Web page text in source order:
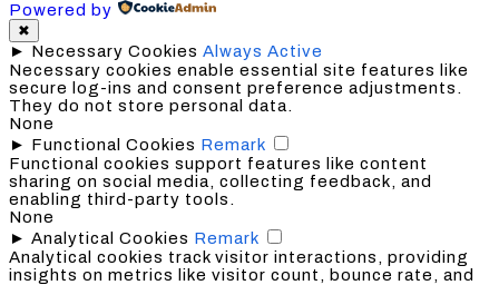
Powered by
✖
► Necessary Cookies Always Active
Necessary cookies enable essential site features like
secure log-ins and consent preference adjustments.
They do not store personal data.
None
► Functional Cookies Remark
Functional cookies support features like content
sharing on social media, collecting feedback, and
enabling third-party tools.
None
► Analytical Cookies Remark
Analytical cookies track visitor interactions, providing
insights on metrics like visitor count, bounce rate, and